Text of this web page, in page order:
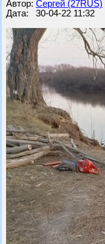
Автор: Сергей (27RUS)
Дата: 30-04-22 11:32